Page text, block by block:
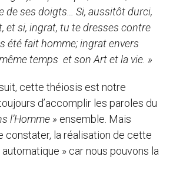
de ses doigts… Si, aussitôt durci,
et si, ingrat, tu te dresses contre
été fait homme; ingrat envers
temps et son Art et la vie. »
cette théiosis est notre
d’accomplir les paroles du
l’Homme » ensemble. Mais
constater, la réalisation de cette
» car nous pouvons la